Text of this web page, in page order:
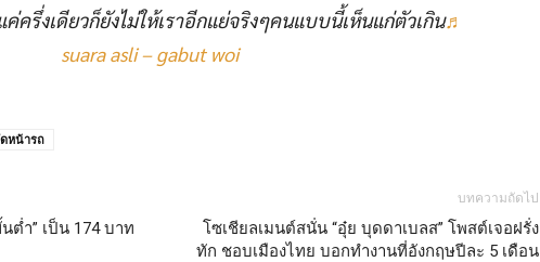
ค่ครึ่งเดียวก็ยังไม่ให้เราอีกแย่จริงๆคนแบบนี้เห็นแก่ตัวเกิน♬
suara asli – gabut woi
หน้ารถ
ต่ำ” เป็น 174 บาท
บทความถัดไป
โซเชียลเมนต์สนั่น “อุ๋ย บุดดาเบลส” โพสต์เจอฝรั่ง
ทัก ชอบเมืองไทย บอกทำงานที่อังกฤษปีละ 5 เดือน